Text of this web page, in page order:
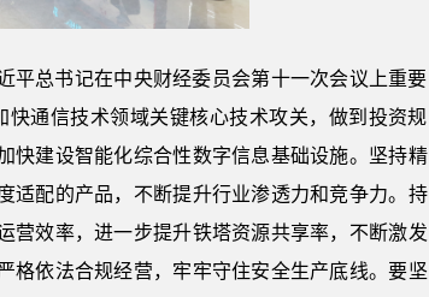
平总书记在中央财经委员会第十一次会议上重要
通信技术领域关键核心技术攻关，做到投资规
快建设智能化综合性数字信息基础设施。坚持精
适配的产品，不断提升行业渗透力和竞争力。持
营效率，进一步提升铁塔资源共享率，不断激发
格依法合规经营，牢牢守住安全生产底线。要坚